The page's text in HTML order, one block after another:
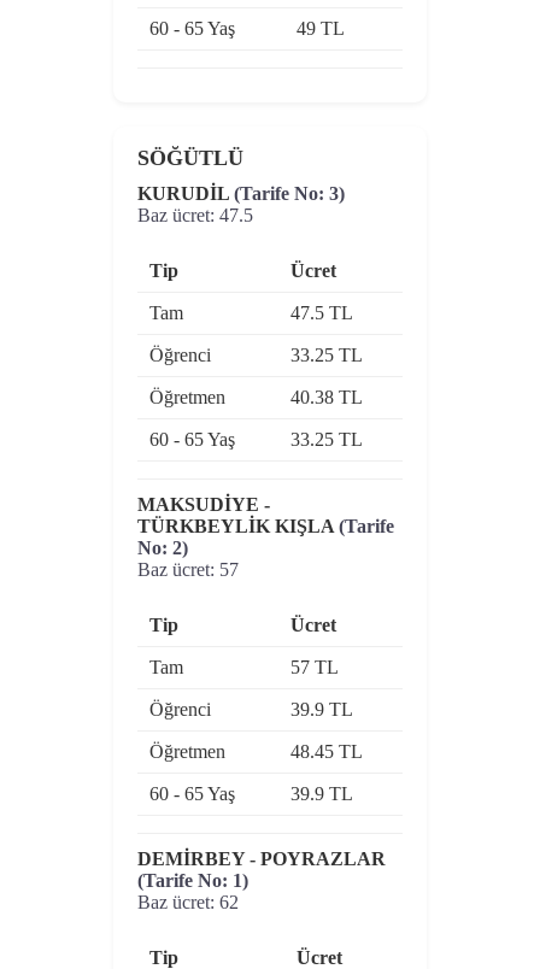
60 - 65 Yaş 49 TL
SÖĞÜTLÜ
KURUDİL (Tarife No: 3)
Baz ücret: 47.5
Tip Ücret
Tam 47.5 TL
Öğrenci 33.25 TL
Öğretmen 40.38 TL
60 - 65 Yaş 33.25 TL
MAKSUDİYE -
TÜRKBEYLİK KIŞLA (Tarife
No: 2)
Baz ücret: 57
Tip Ücret
Tam 57 TL
Öğrenci 39.9 TL
Öğretmen 48.45 TL
60 - 65 Yaş 39.9 TL
DEMİRBEY - POYRAZLAR
(Tarife No: 1)
Baz ücret: 62
Tip Ücret